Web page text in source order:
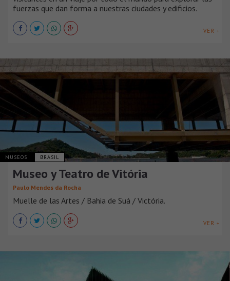
fuerzas que dan forma a nuestras ciudades y edificios.
VER +
MUSEOS BRASIL
Museo y Teatro de Vitória
Paulo Mendes da Rocha
Muelle de las Artes / Bahia de Suá / Victória.
VER +